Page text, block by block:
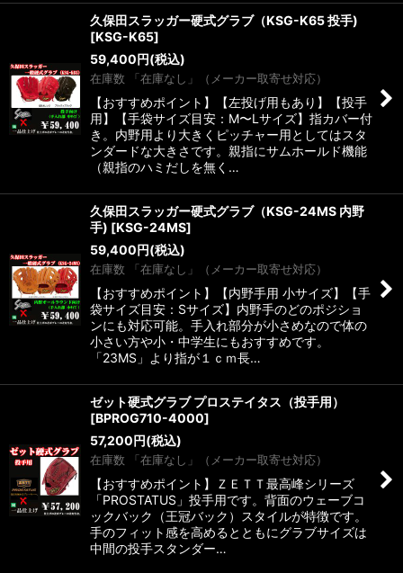
久保田スラッガー硬式グラブ（KSG-K65 投手)
[KSG-K65]
59,400円(税込)
在庫数 「在庫なし」（メーカー取寄せ対応）
【おすすめポイント】【左投げ用もあり】【投手
用】【手袋サイズ目安：M〜Lサイズ】指カバー付
き。内野用より大きくピッチャー用としてはスタ
ンダードな大きさです。親指にサムホールド機能
（親指のハミだしを無く…
久保田スラッガー硬式グラブ（KSG-24MS 内野
手) [KSG-24MS]
59,400円(税込)
在庫数 「在庫なし」（メーカー取寄せ対応）
【おすすめポイント】【内野手用 小サイズ】【手
袋サイズ目安：Sサイズ】内野手のどのポジショ
ンにも対応可能。手入れ部分が小さめなので体の
小さい方や小・中学生にもおすすめです。
「23MS」より指が１ｃｍ長…
ゼット硬式グラブ プロステイタス（投手用）
[BPROG710-4000]
57,200円(税込)
在庫数 「在庫なし」（メーカー取寄せ対応）
【おすすめポイント】ＺＥＴＴ最高峰シリーズ
「PROSTATUS」投手用です。背面のウェーブコ
ックバック（王冠バック）スタイルが特徴です。
手のフィット感を高めるとともにグラブサイズは
中間の投手スタンダー…